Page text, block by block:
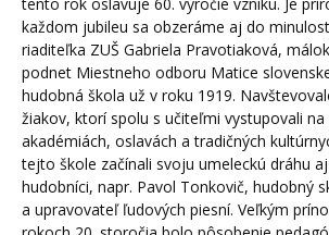
tento rok oslavuje 60. výročie vzniku. Je
každom jubileu sa obzeráme aj do
riaditeľka ZUŠ Gabriela Pravotiaková,
podnet Miestneho odboru Matice
hudobná škola už v roku 1919.
žiakov, ktorí spolu s učiteľmi vystupovali na
akadémiách, oslavách a tradičných
tejto škole začínali svoju umeleckú dráhu
hudobníci, napr. Pavol Tonkovič, hudobný
a upravovateľ ľudových piesní. Veľkým